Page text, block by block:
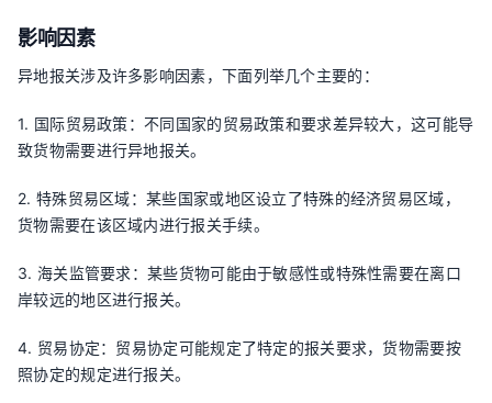
影响因素
异地报关涉及许多影响因素，下面列举几个主要的：
1. 国际贸易政策：不同国家的贸易政策和要求差异较大，这可能导
致货物需要进行异地报关。
2. 特殊贸易区域：某些国家或地区设立了特殊的经济贸易区域，
货物需要在该区域内进行报关手续。
3. 海关监管要求：某些货物可能由于敏感性或特殊性需要在离口
岸较远的地区进行报关。
4. 贸易协定：贸易协定可能规定了特定的报关要求，货物需要按
照协定的规定进行报关。